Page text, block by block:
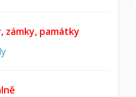
zámky, památky